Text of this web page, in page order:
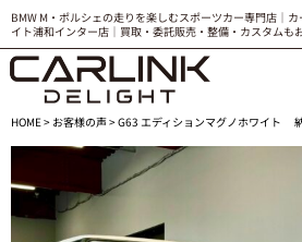
BMW M・ポルシェの走りを楽しむスポーツカー専門店｜カ
イト浦和インター店｜買取・委託販売・整備・カスタムも
HOME> お客様の声> G63 エディションマグノホワイト